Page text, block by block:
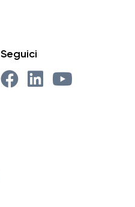
Seguici